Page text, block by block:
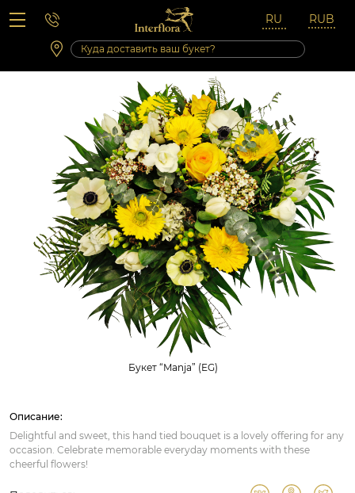
Вопросы-ответы
Сб 10:00 ‐ 14:00
Выходные и праздничные дни
Букет “Manja” (EG)
Описание:
Delightful and sweet, this hand tied bouquet is a lovely offering for any
occasion. Celebrate memorable everyday moments with these
cheerful flowers!